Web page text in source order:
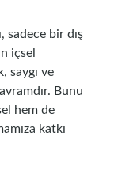
sadece bir dış
içsel
saygı ve
Bunu
hem de
katkı